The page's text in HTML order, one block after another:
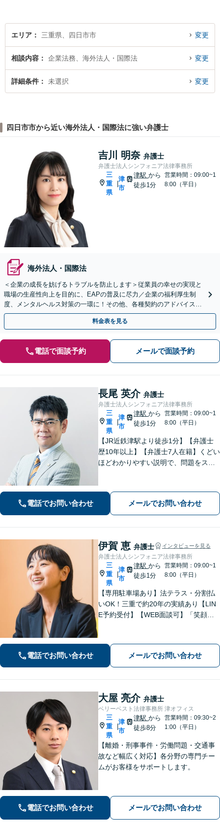
エリア 三重県、四日市市 変更
相談内容 企業法務、海外法人・国際法 変更
詳細条件 未選択 変更
四日市市から近い海外法人・国際法に強い弁護士
吉川 明奈 弁護士
弁護士法人シンフォニア法律事務所
三
重
県
|
津
市
津駅から
徒歩1分
営業時間：09:00~1
8:00（平日）
海外法人・国際法
＜企業の成長を妨げるトラブルを防止します＞従業員の幸せの実現と
職場の生産性向上を目的に、EAPの普及に尽力／企業の福利厚生制
度、メンタルヘルス対策の一環に！その他、各種契約のアドバイス・
予防法務など、身近な法的トラブルを徹底サポート
料金表を見る
電話で面談予約 メールで面談予約
長尾 英介 弁護士
弁護士法人シンフォニア法律事務所
三
重
県
|
津
市
津駅から
徒歩1分
営業時間：09:00~1
8:00（平日）
【JR近鉄津駅より徒歩1分】【弁護士
歴10年以上】【弁護士7人在籍】くどい
ほどわかりやすい説明で、問題をスム
数【借金・債務整理】自己破産で、借
金を0にできる可能性があります。
電話でお問い合わせ メールでお問い合わせ
伊賀 恵 弁護士 インタビューを見る
弁護士法人シンフォニア法律事務所
三
重
県
|
津
市
津駅から
徒歩1分
営業時間：09:00~1
8:00（平日）
【専用駐車場あり】法テラス・分割払
いOK！三重で約20年の実績あり【LIN
E予約受付】【WEB面談可】「笑顔に
性別・年代問わず実績豊富【借金】家
計全体を見直すプランをご提案
電話でお問い合わせ メールでお問い合わせ
大屋 亮介 弁護士
ベリーベスト法律事務所 津オフィス
三
重
県
|
津
市
津駅から
徒歩8分
営業時間：09:30~2
1:00（平日）
【離婚・刑事事件・労働問題・交通事
故など幅広く対応】各分野の専門チー
ムがお客様をサポートします。
電話でお問い合わせ メールでお問い合わせ